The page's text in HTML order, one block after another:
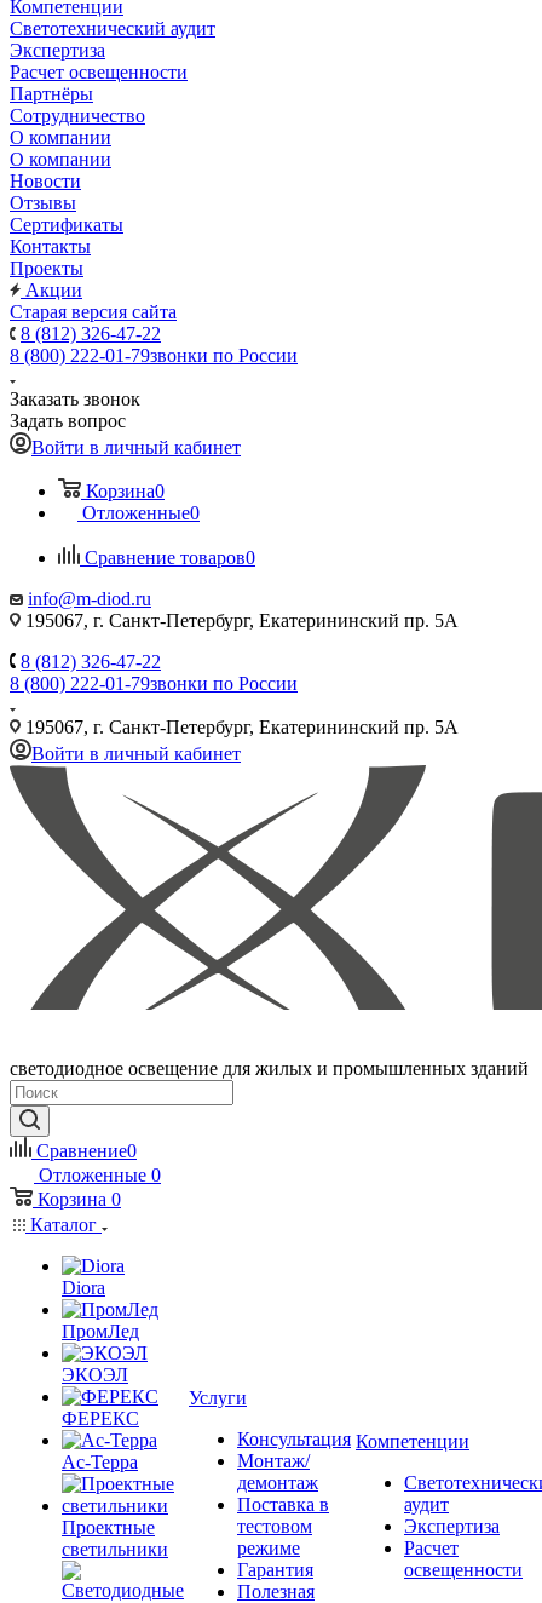
Компетенции
Светотехнический аудит
Экспертиза
Расчет освещенности
Партнёры
Cотрудничество
О компании
О компании
Новости
Отзывы
Сертификаты
Контакты
Проекты
Акции
Старая версия сайта
8 (812) 326-47-22
8 (800) 222-01-79звонки по России
Заказать звонок
Задать вопрос
Войти в личный кабинет
Корзина0
Отложенные0
Сравнение товаров0
info@m-diod.ru
195067, г. Санкт-Петербург, Екатерининский пр. 5А
8 (812) 326-47-22
8 (800) 222-01-79звонки по России
195067, г. Санкт-Петербург, Екатерининский пр. 5А
Войти в личный кабинет
светодиодное освещение для жилых и промышленных зданий
Сравнение0
Отложенные 0
Корзина 0
Каталог
Diora
ПромЛед
ЭКОЭЛ
ФЕРЕКС
Ас-Терра
Проектные
светильники
Услуги
Консультация
Монтаж/
демонтаж
Поставка в
тестовом
режиме
Гарантия
Полезная
Компетенции
аудит
Экспертиза
Расчет
освещенности